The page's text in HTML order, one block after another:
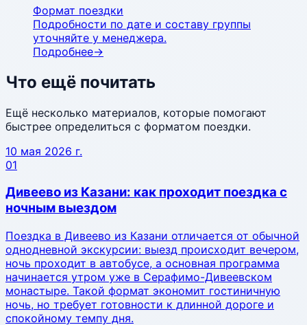
Формат поездки
Подробности по дате и составу группы
уточняйте у менеджера.
Подробнее→
Что ещё почитать
Ещё несколько материалов, которые помогают
быстрее определиться с форматом поездки.
10 мая 2026 г.
01
Дивеево из Казани: как проходит поездка с
ночным выездом
Поездка в Дивеево из Казани отличается от обычной
однодневной экскурсии: выезд происходит вечером,
ночь проходит в автобусе, а основная программа
начинается утром уже в Серафимо-Дивеевском
монастыре. Такой формат экономит гостиничную
ночь, но требует готовности к длинной дороге и
спокойному темпу дня.